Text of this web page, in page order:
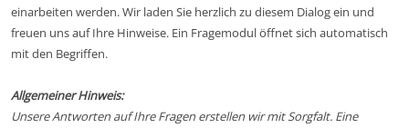
einarbeiten werden. Wir laden Sie herzlich zu diesem Dialog ein und
freuen uns auf Ihre Hinweise. Ein Fragemodul öffnet sich automatisch
mit den Begriffen.
Allgemeiner Hinweis:
Unsere Antworten auf Ihre Fragen erstellen wir mit Sorgfalt. Eine